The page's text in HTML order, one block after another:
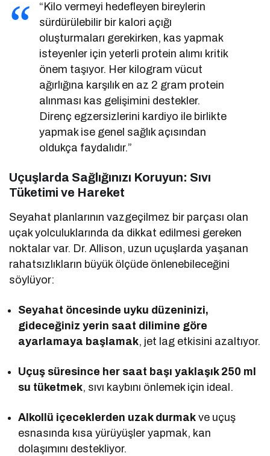
“Kilo vermeyi hedefleyen bireylerin
sürdürülebilir bir kalori açığı
oluşturmaları gerekirken, kas yapmak
isteyenler için yeterli protein alımı kritik
önem taşıyor. Her kilogram vücut
ağırlığına karşılık en az 2 gram protein
alınması kas gelişimini destekler.
Direnç egzersizlerini kardiyo ile birlikte
yapmak ise genel sağlık açısından
oldukça faydalıdır.”
Uçuşlarda Sağlığınızı Koruyun: Sıvı
Tüketimi ve Hareket
Seyahat planlarının vazgeçilmez bir parçası olan
uçak yolculuklarında da dikkat edilmesi gereken
noktalar var. Dr. Allison, uzun uçuşlarda yaşanan
rahatsızlıkların büyük ölçüde önlenebileceğini
söylüyor:
Seyahat öncesinde uyku düzeninizi,
gideceğiniz yerin saat dilimine göre
ayarlamaya başlamak, jet lag etkisini azaltıyor.
Uçuş süresince her saat başı yaklaşık 250 ml
su tüketmek, sıvı kaybını önlemek için ideal.
Alkollü içeceklerden uzak durmak ve uçuş
esnasında kısa yürüyüşler yapmak, kan
dolaşımını destekliyor.